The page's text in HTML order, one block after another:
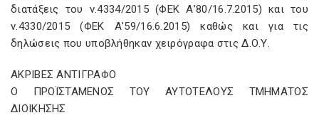
διατάξεις του ν.4334/2015 (ΦΕΚ Α’80/16.7.2015) και του
ν.4330/2015 (ΦΕΚ Α’59/16.6.2015) καθώς και για τις
δηλώσεις που υποβλήθηκαν χειρόγραφα στις Δ.Ο.Υ.
ΑΚΡΙΒΕΣ ΑΝΤΙΓΡΑΦΟ
Ο ΠΡΟΪΣΤΑΜΕΝΟΣ ΤΟΥ ΑΥΤΟΤΕΛΟΥΣ ΤΜΗΜΑΤΟΣ
ΔΙΟΙΚΗΣΗΣ